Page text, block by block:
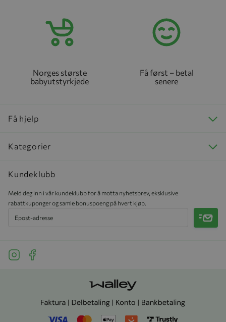
Norges største
babyutstyrkjede
Få først – betal
senere
Få hjelp
Kategorier
Kundeklubb
Meld deg inn i vår kundeklubb for å motta nyhetsbrev, eksklusive
rabattkuponger og samle bonuspoeng på hvert kjøp.
Meld
See our Instagram
See our Facebook